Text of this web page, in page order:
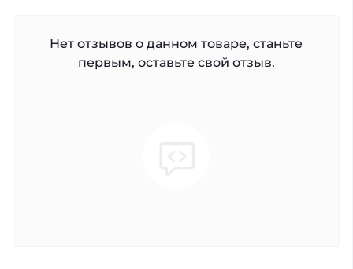
Нет отзывов о данном товаре, станьте
первым, оставьте свой отзыв.